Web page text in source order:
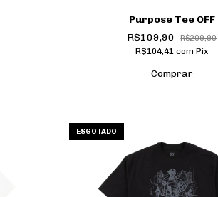
Purpose Tee OFF
R$109,90
R$209,90
R$104,41com Pix
Comprar
ESGOTADO